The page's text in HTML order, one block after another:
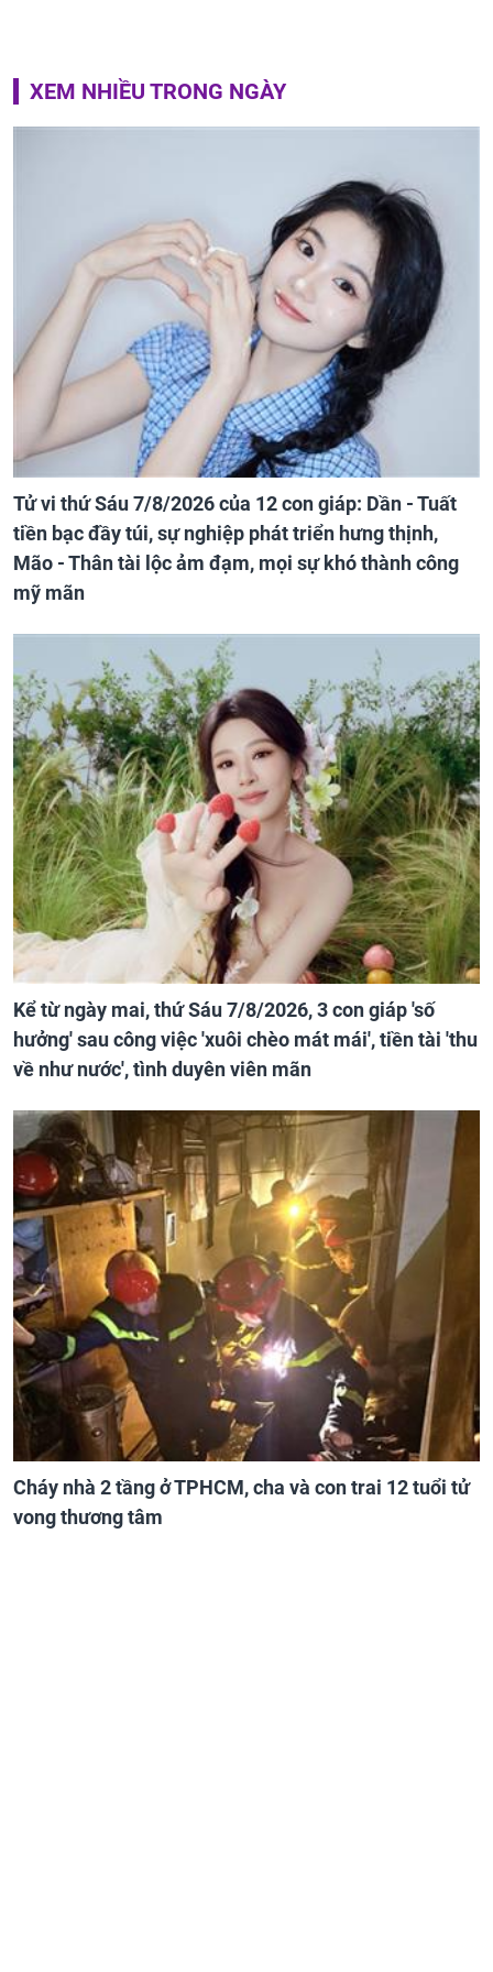
XEM NHIỀU TRONG NGÀY
Tử vi thứ Sáu 7/8/2026 của 12 con giáp: Dần - Tuất
tiền bạc đầy túi, sự nghiệp phát triển hưng thịnh,
Mão - Thân tài lộc ảm đạm, mọi sự khó thành công
mỹ mãn
Kể từ ngày mai, thứ Sáu 7/8/2026, 3 con giáp 'số
hưởng' sau công việc 'xuôi chèo mát mái', tiền tài 'thu
về như nước', tình duyên viên mãn
Cháy nhà 2 tầng ở TPHCM, cha và con trai 12 tuổi tử
vong thương tâm